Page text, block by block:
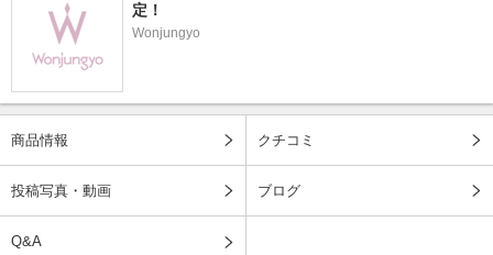
定！
Wonjungyo
商品情報 クチコミ
投稿写真・動画 ブログ
Q&A